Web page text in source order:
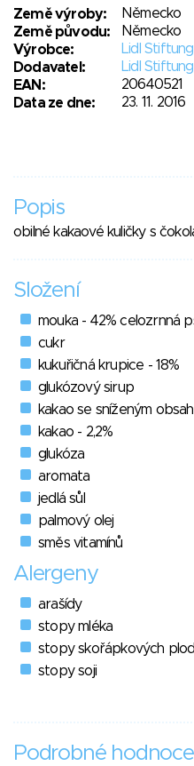
Země výroby:
Německo
Země původu:
Německo
Výrobce:
Lidl
Dodavatel:
Lidl
EAN:
20640521
Data ze dne:
23. 11. 2016
Popis
obilné kakaové kuličky s
Složení
mouka - 42% celozrnná
cukr
kukuřičná krupice - 18%
glukózový sirup
kakao se sníženým
kakao - 2,2%
glukóza
aromata
jedlá sůl
palmový olej
směs vitamínů
Alergeny
arašídy
stopy mléka
stopy skořápkových
stopy soji
Podrobné